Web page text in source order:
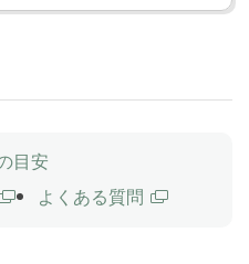
目安
よくある質問